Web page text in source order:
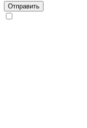
Отправить